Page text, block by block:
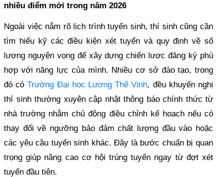
nhiều điểm mới trong năm 2026
Ngoài việc nắm rõ lịch trình tuyển sinh, thí sinh cũng cần
tìm hiểu kỹ các điều kiện xét tuyển và quy định về số
lượng nguyện vọng để xây dựng chiến lược đăng ký phù
hợp với năng lực của mình. Nhiều cơ sở đào tạo, trong
đó cóTrường Đại học Lương Thế Vinh, đều khuyến nghị
thí sinh thường xuyên cập nhật thông báo chính thức từ
nhà trường nhằm chủ động điều chỉnh kế hoạch nếu có
thay đổi về ngưỡng bảo đảm chất lượng đầu vào hoặc
các yêu cầu tuyển sinh khác. Đây là bước chuẩn bị quan
trọng giúp nâng cao cơ hội trúng tuyển ngay từ đợt xét
tuyển đầu tiên.